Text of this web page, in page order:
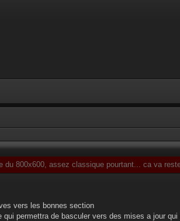
du 800x600, assez classique pourtant... ca va
vers les bonnes section
permettra de basculer vers des mises a jour qui